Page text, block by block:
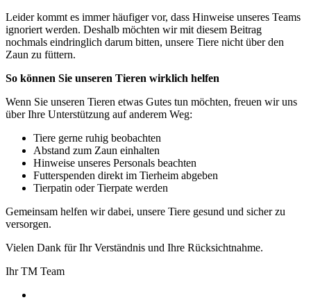
Leider kommt es immer häufiger vor, dass Hinweise unseres Teams
ignoriert werden. Deshalb möchten wir mit diesem Beitrag
nochmals eindringlich darum bitten, unsere Tiere nicht über den
Zaun zu füttern.
So können Sie unseren Tieren wirklich helfen
Wenn Sie unseren Tieren etwas Gutes tun möchten, freuen wir uns
über Ihre Unterstützung auf anderem Weg:
Tiere gerne ruhig beobachten
Abstand zum Zaun einhalten
Hinweise unseres Personals beachten
Futterspenden direkt im Tierheim abgeben
Tierpatin oder Tierpate werden
Gemeinsam helfen wir dabei, unsere Tiere gesund und sicher zu
versorgen.
Vielen Dank für Ihr Verständnis und Ihre Rücksichtnahme.
Ihr TM Team